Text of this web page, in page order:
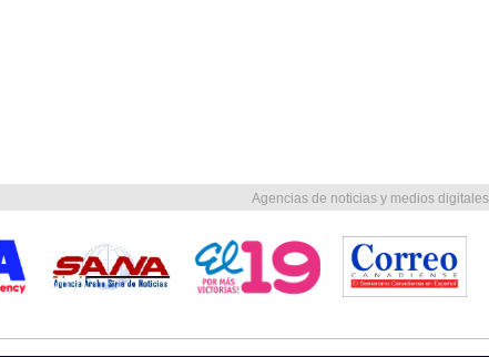
Agencias de noticias y medios digitales